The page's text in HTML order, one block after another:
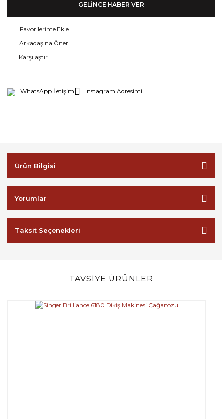
GELİNCE HABER VER
Arkadaşına Öner
Karşılaştır
WhatsApp İletişim Instagram Adresimi
Ürün Bilgisi
Yorumlar
Taksit Seçenekleri
TAVSİYE ÜRÜNLER